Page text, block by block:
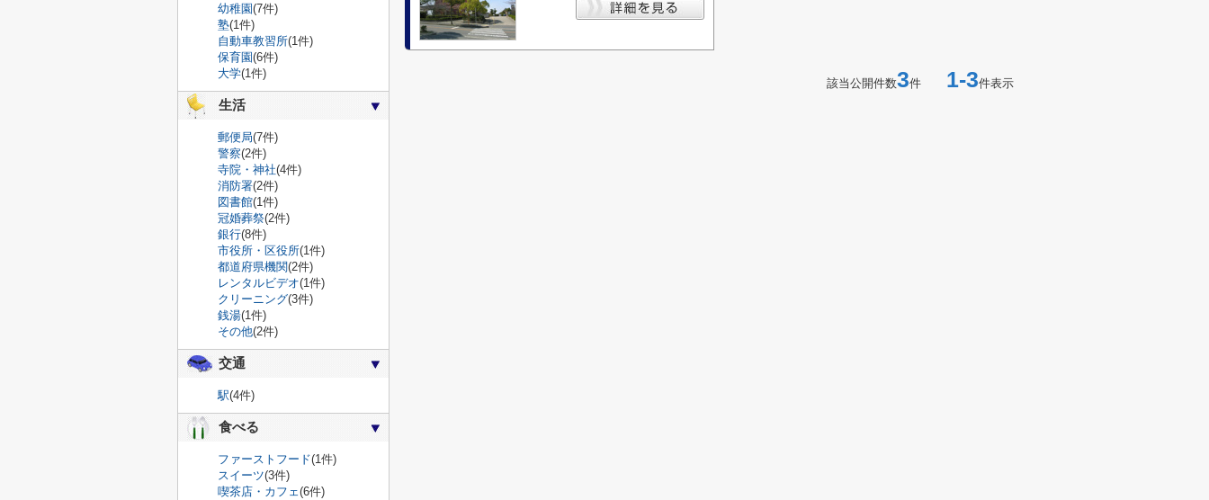
該当公開件数3件 1-3件表示
幼稚園(7件)
塾(1件)
自動車教習所(1件)
保育園(6件)
大学(1件)
生活
郵便局(7件)
警察(2件)
寺院・神社(4件)
消防署(2件)
図書館(1件)
冠婚葬祭(2件)
銀行(8件)
市役所・区役所(1件)
都道府県機関(2件)
レンタルビデオ(1件)
クリーニング(3件)
銭湯(1件)
その他(2件)
交通
駅(4件)
食べる
ファーストフード(1件)
スイーツ(3件)
喫茶店・カフェ(6件)